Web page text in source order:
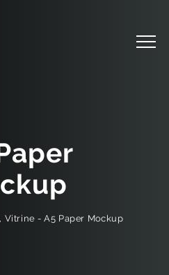
Vitrine- A5 Paper Mockup